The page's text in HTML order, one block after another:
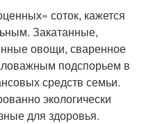
соток, кажется
Закатанные,
овощи, сваренное
подспорьем в
средств семьи.
экологически
для здоровья.